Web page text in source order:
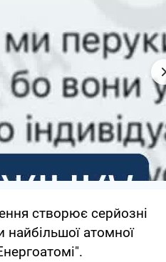
створює серйозні
найбільшої атомної